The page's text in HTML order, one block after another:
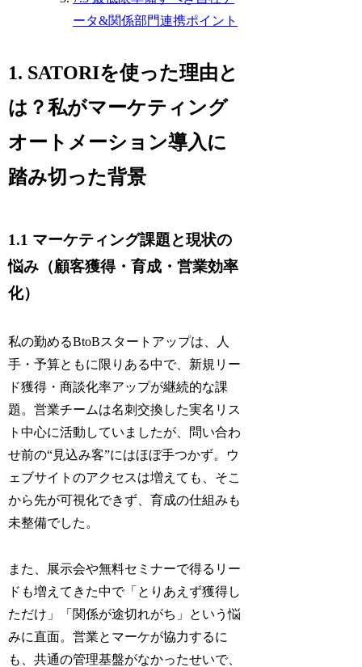
ータ&関係部門連携ポイント
1. SATORIを使った理由と
は？私がマーケティング
オートメーション導入に
踏み切った背景
1.1 マーケティング課題と現状の
悩み（顧客獲得・育成・営業効率
化）
私の勤めるBtoBスタートアップは、人
手・予算ともに限りある中で、新規リー
ド獲得・商談化率アップが継続的な課
題。営業チームは名刺交換した実名リス
ト中心に活動していましたが、問い合わ
せ前の“見込み客”にはほぼ手つかず。ウ
ェブサイトのアクセスは増えても、そこ
から先が可視化できず、育成の仕組みも
未整備でした。
また、展示会や無料セミナーで得るリー
ドも増えてきた中で「とりあえず獲得し
ただけ」「関係が途切れがち」という悩
みに直面。営業とマーケが協力するに
も、共通の管理基盤がなかったせいで、